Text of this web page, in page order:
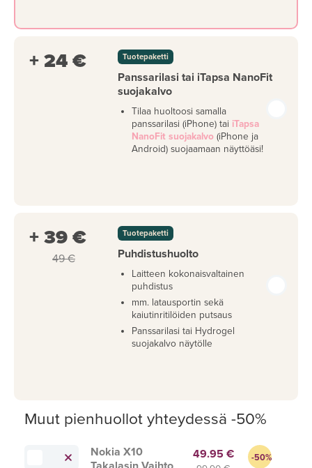
+ 24 € Tuotepaketti
Panssarilasi tai iTapsa NanoFit
suojakalvo
Tilaa huoltoosi samalla
panssarilasi (iPhone) tai iTapsa
NanoFit suojakalvo (iPhone ja
Android) suojaamaan näyttöäsi!
+ 39 €
49 €
Tuotepaketti
Puhdistushuolto
Laitteen kokonaisvaltainen
puhdistus
mm. latausportin sekä
kaiutinritilöiden putsaus
Panssarilasi tai Hydrogel
suojakalvo näytölle
Muut pienhuollot yhteydessä -50%
Nokia X10
49.95 € -50%